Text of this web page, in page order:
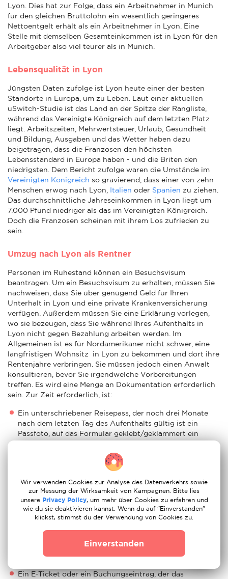
Lyon. Dies hat zur Folge, dass ein Arbeitnehmer in Munich
für den gleichen Bruttolohn ein wesentlich geringeres
Nettoentgelt erhält als ein Arbeitnehmer in Lyon. Eine
Stelle mit demselben Gesamteinkommen ist in Lyon für den
Arbeitgeber also viel teurer als in Munich.
Lebensqualität in Lyon
Jüngsten Daten zufolge ist Lyon heute einer der besten
Standorte in Europa, um zu Leben. Laut einer aktuellen
uSwitch-Studie ist das Land an der Spitze der Rangliste,
während das Vereinigte Königreich auf dem letzten Platz
liegt. Arbeitszeiten, Mehrwertsteuer, Urlaub, Gesundheit
und Bildung, Ausgaben und das Wetter haben dazu
beigetragen, dass die Franzosen den höchsten
Lebensstandard in Europa haben - und die Briten den
niedrigsten. Dem Bericht zufolge waren die Umstände im
Vereinigten Königreich so gravierend, dass einer von zehn
Menschen erwog nach Lyon, Italien oder Spanien zu ziehen.
Das durchschnittliche Jahreseinkommen in Lyon liegt um
7.000 Pfund niedriger als das im Vereinigten Königreich.
Doch die Franzosen scheinen mit ihrem Los zufrieden zu
sein.
Umzug nach Lyon als Rentner
Personen im Ruhestand können ein Besuchsvisum
beantragen. Um ein Besuchsvisum zu erhalten, müssen Sie
nachweisen, dass Sie über genügend Geld für Ihren
Unterhalt in Lyon und eine private Krankenversicherung
verfügen. Außerdem müssen Sie eine Erklärung vorlegen,
wo sie bezeugen, dass Sie während Ihres Aufenthalts in
Lyon nicht gegen Bezahlung arbeiten werden. Im
Allgemeinen ist es für Nordamerikaner nicht schwer, eine
langfristigen Wohnsitz in Lyon zu bekommen und dort ihre
Rentenjahre verbringen. Sie müssen jedoch einen Anwalt
konsultieren, bevor Sie irgendwelche Vorbereitungen
treffen. Es wird eine Menge an Dokumentation erforderlich
sein. Zur Zeit erforderlich, ist:
Ein unterschriebener Reisepass, der noch drei Monate
nach dem letzten Tag des Aufenthalts gültig ist ein
Passfoto, auf das Formular geklebt/geklammert ein
Einkommensnachweis ein unterschriebenes und leserlich
ausgefülltes Bewerbungsformular
Krankenversicherungsunterlagen
Belege für die Unterbringung in Lyon
Gegebenenfalls eine Heiratsurkunde
Ein E-Ticket oder ein Buchungseintrag, der das
Wir verwenden Cookies zur Analyse des Datenverkehrs sowie
zur Messung der Wirksamkeit von Kampagnen. Bitte lies
unsere Privacy Policy, um mehr über Cookies zu erfahren und
wie du sie deaktivieren kannst. Wenn du auf "Einverstanden"
klickst, stimmst du der Verwendung von Cookies zu.
Einverstanden